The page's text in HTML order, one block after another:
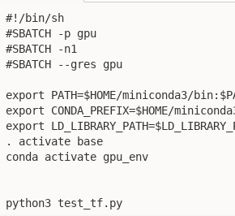
#!/bin/sh
#SBATCH -p gpu
#SBATCH -n1
#SBATCH --gres gpu
export PATH=$HOME/miniconda3/
export CONDA_PREFIX=$HOME/
export
. activate base
conda activate gpu_env
python3 test_tf.py